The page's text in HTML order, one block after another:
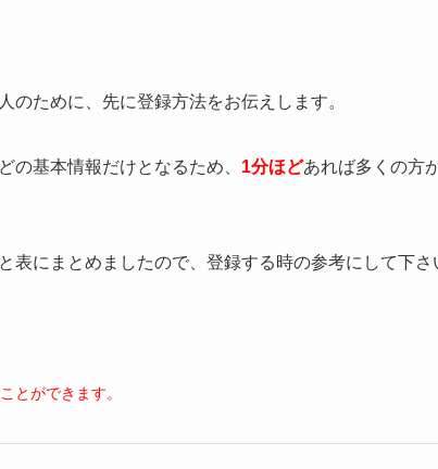
のために、先に登録方法をお伝えします。
の基本情報だけとなるため、 1分ほどあれば多くの方
表にまとめましたので、登録する時の参考にして下さ
とができます。